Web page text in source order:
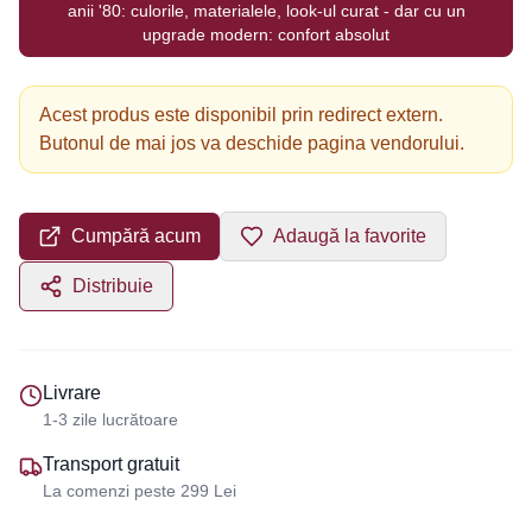
anii '80: culorile, materialele, look-ul curat - dar cu un
upgrade modern: confort absolut
Acest produs este disponibil prin redirect extern.
Butonul de mai jos va deschide pagina vendorului.
Cumpără acum Adaugă la favorite
Distribuie
Livrare
1-3 zile lucrătoare
Transport gratuit
La comenzi peste 299 Lei